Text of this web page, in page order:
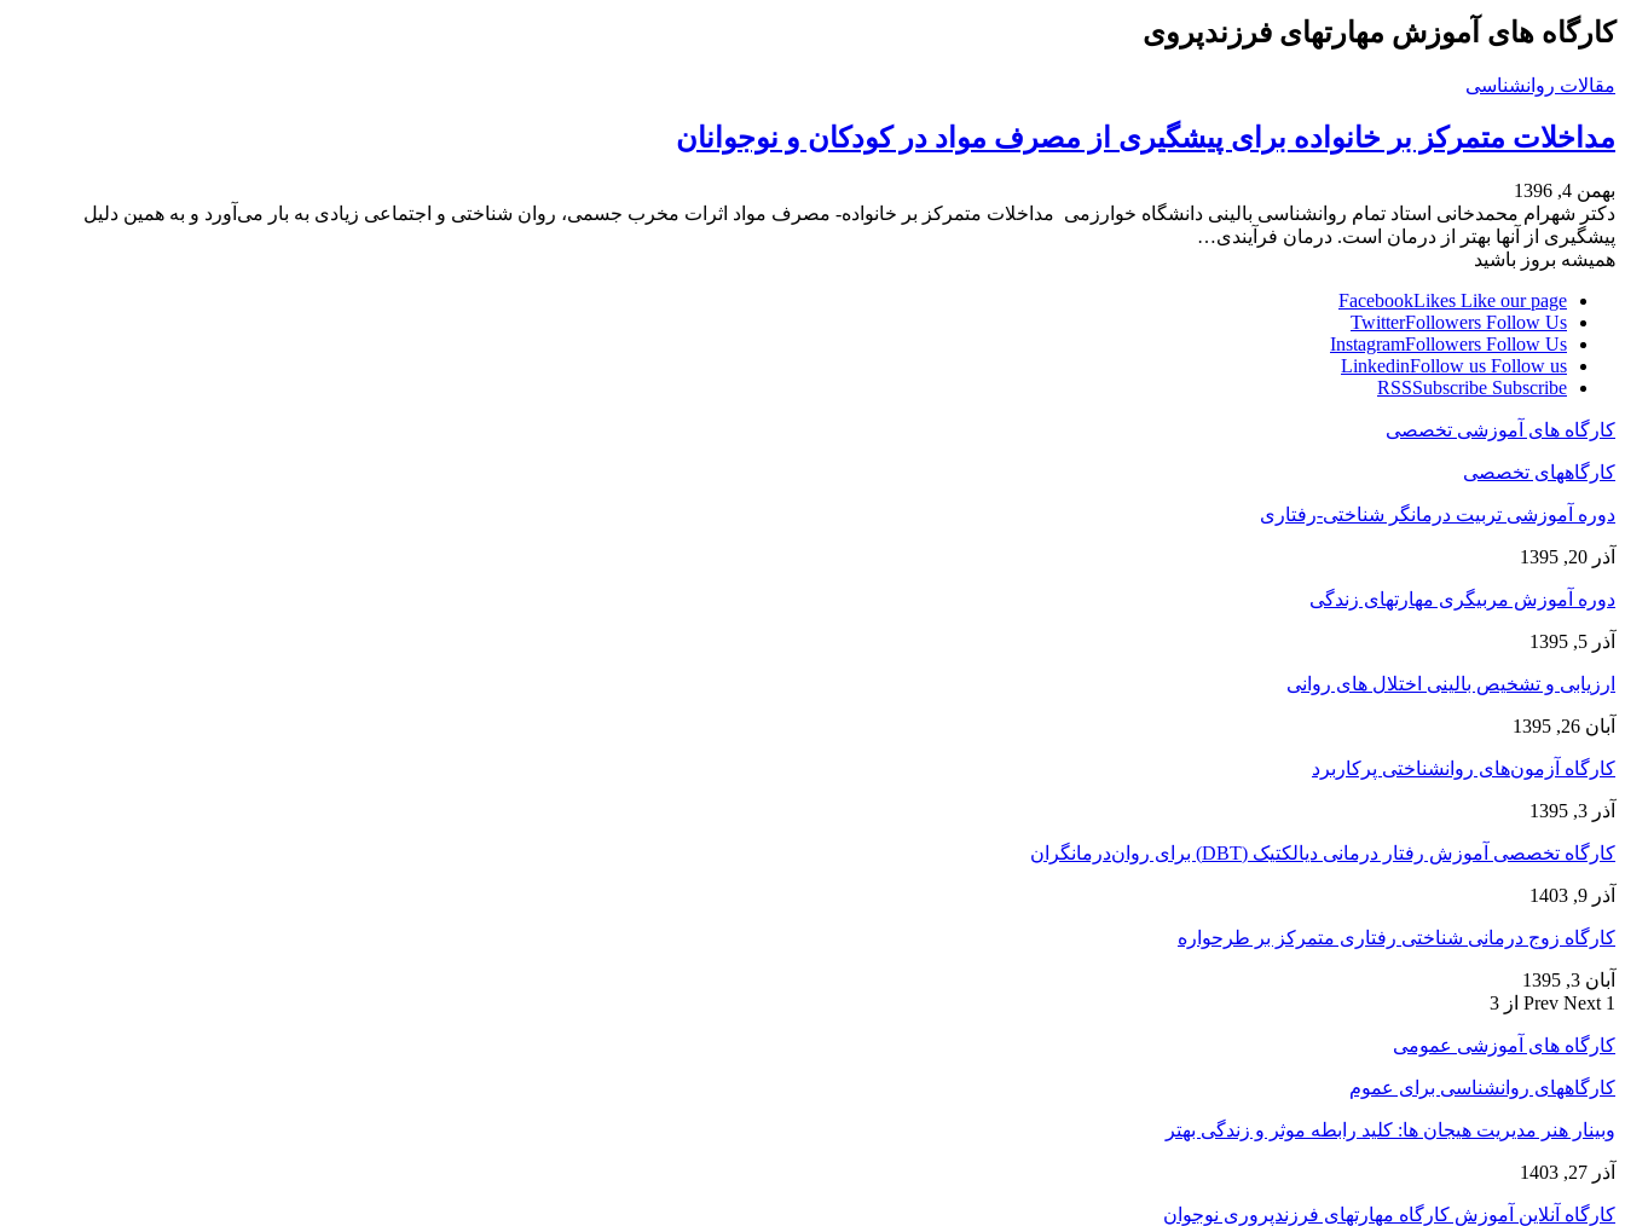
کارگاه های آموزش مهارتهای فرزندپروی
مقالات روانشناسی
مداخلات متمرکز بر خانواده برای پیشگیری از مصرف مواد در کودکان و نوجوانان
بهمن 4, 1396
دکتر شهرام محمدخانی استاد تمام روانشناسی بالینی دانشگاه خوارزمی مداخلات متمرکز بر خانواده- مصرف مواد اثرات مخرب جسمی، روان شناختی و اجتماعی زیادی به بار می‌آورد و به همین دلیل
پیشگیری از آن­ها بهتر از درمان است. درمان فرآیندی…
همیشه بروز باشید
FacebookLikes Like our page
TwitterFollowers Follow Us
InstagramFollowers Follow Us
LinkedinFollow us Follow us
RSSSubscribe Subscribe
کارگاه های آموزشی تخصصی
کارگاههای تخصصی
دوره آموزشی تربیت درمانگر شناختی-رفتاری
آذر 20, 1395
دوره آموزش مربیگری مهارتهای زندگی
آذر 5, 1395
ارزیابی و تشخیص بالینی اختلال های روانی
آبان 26, 1395
کارگاه آزمون‌های روانشناختی پرکاربرد
آذر 3, 1395
کارگاه تخصصی آموزش رفتار درمانی دیالکتیک (DBT) برای روان‌درمانگران
آذر 9, 1403
کارگاه زوج‌ درمانی شناختی رفتاری متمرکز بر طرحواره
آبان 3, 1395
Prev Next 1 از 3
کارگاه های آموزشی عمومی
کارگاههای روانشناسی برای عموم
وبینار هنر مدیریت هیجان ها: کلید رابطه موثر و زندگی بهتر
آذر 27, 1403
کارگاه آنلاین آموزش کارگاه مهارتهای فرزندپروری نوجوان